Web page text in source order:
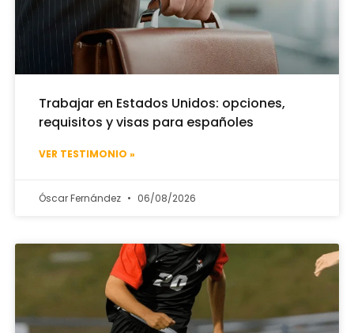
Trabajar en Estados Unidos: opciones,
requisitos y visas para españoles
VER TESTIMONIO »
Óscar Fernández 06/08/2026